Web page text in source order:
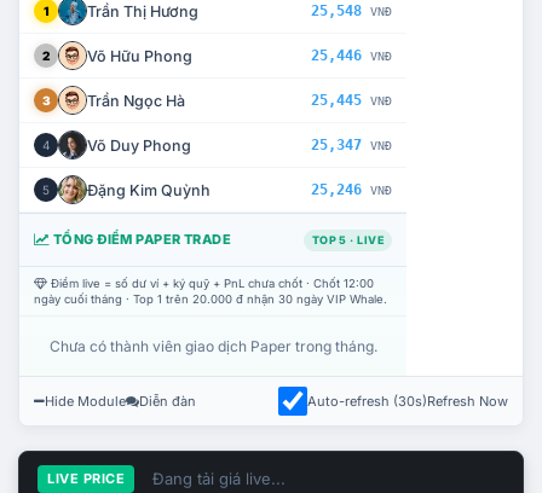
1 Trần Thị Hương 25,548 VNĐ
2 Võ Hữu Phong 25,446 VNĐ
3 Trần Ngọc Hà 25,445 VNĐ
4 Võ Duy Phong 25,347 VNĐ
5 Đặng Kim Quỳnh 25,246 VNĐ
TỔNG ĐIỂM PAPER TRADE TOP 5 · LIVE
Điểm live = số dư ví + ký quỹ + PnL chưa chốt · Chốt 12:00
ngày cuối tháng · Top 1 trên 20.000 đ nhận 30 ngày VIP Whale.
Chưa có thành viên giao dịch Paper trong tháng.
Hide Module Diễn đàn Auto-refresh (30s)Refresh Now
LIVE PRICE Đang tải giá live...